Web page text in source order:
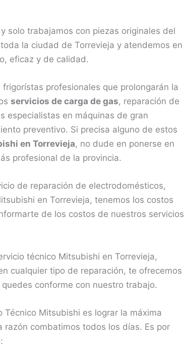
solo trabajamos con piezas originales del
la ciudad de Torrevieja y atendemos en
eficaz y de calidad.
profesionales que prolongarán la
servicios de carga de gas, reparación de
especialistas en máquinas de gran
preventivo. Si precisa alguno de estos
en Torrevieja, no dude en ponerse en
profesional de la provincia.
de reparación de electrodomésticos,
en Torrevieja, tenemos los costos
de los costos de nuestros servicios
técnico Mitsubishi en Torrevieja,
cualquier tipo de reparación, te ofrecemos
conforme con nuestro trabajo.
Mitsubishi es lograr la máxima
combatimos todos los días. Es por